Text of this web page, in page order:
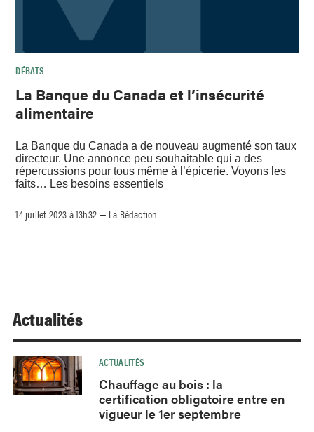
DÉBATS
La Banque du Canada et l’insécurité
alimentaire
La Banque du Canada a de nouveau augmenté son taux
directeur. Une annonce peu souhaitable qui a des
répercussions pour tous même à l’épicerie. Voyons les
faits… Les besoins essentiels
14 juillet 2023 à 13h32 – La Rédaction
Actualités
ACTUALITÉS
Chauffage au bois : la
certification obligatoire entre en
vigueur le 1er septembre